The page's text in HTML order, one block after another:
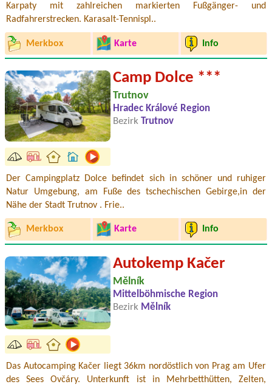
Karpaty mit zahlreichen markierten Fußgänger- und
Radfahrerstrecken. Karasalt-Tennispl..
Merkbox Karte Info
Camp Dolce ***
Trutnov
Hradec Králové Region
Bezirk
Trutnov
Der Campingplatz Dolce befindet sich in schöner und ruhiger
Natur Umgebung, am Fuße des tschechischen Gebirge,in der
Nähe der Stadt Trutnov . Frie..
Merkbox Karte Info
Autokemp Kačer
Mělník
Mittelböhmische Region
Bezirk Mělník
Das Autocamping Kačer liegt 36km nordöstlich von Prag am Ufer
des Sees Ovčáry. Unterkunft ist in Mehrbetthütten, Zelten,